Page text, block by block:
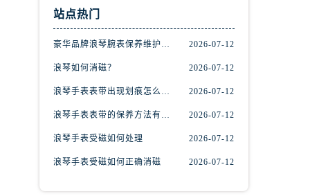
站点热门
豪华品牌浪琴腕表保养维护的方法！ 2026-07-12
浪琴如何消磁？ 2026-07-12
浪琴手表表带出现划痕怎么办？ 2026-07-12
浪琴手表表带的保养方法有哪些？ 2026-07-12
浪琴手表受磁如何处理 2026-07-12
浪琴手表受磁如何正确消磁 2026-07-12